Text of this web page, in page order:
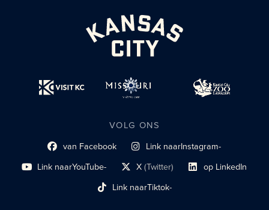
VOLG ONS
Link naar sociaal profiel
van Facebook Link naarInstagram-
sociaal profiel
Link naarYouTube-
sociaal profiel X(Twitter)
sociaal profiellink Link naar sociaal
op LinkedIn
Link naarTiktok-
sociaalprofiel